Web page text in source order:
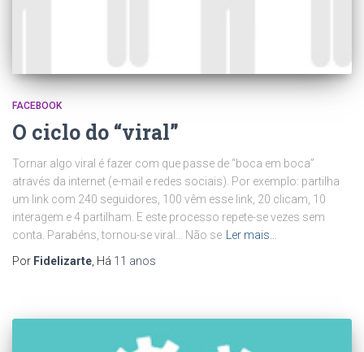
FACEBOOK
O ciclo do “viral”
Tornar algo viral é fazer com que passe de “boca em boca”
através da internet (e-mail e redes sociais). Por exemplo: partilha
um link com 240 seguidores, 100 vêm esse link, 20 clicam, 10
interagem e 4 partilham. E este processo repete-se vezes sem
conta. Parabéns, tornou-se viral… Não se Ler mais…
Por Fidelizarte , Há 11 anos